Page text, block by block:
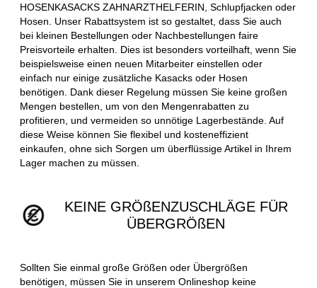
HOSENKASACKS ZAHNARZTHELFERIN, Schlupfjacken oder
Hosen. Unser Rabattsystem ist so gestaltet, dass Sie auch
bei kleinen Bestellungen oder Nachbestellungen faire
Preisvorteile erhalten. Dies ist besonders vorteilhaft, wenn Sie
beispielsweise einen neuen Mitarbeiter einstellen oder
einfach nur einige zusätzliche Kasacks oder Hosen
benötigen. Dank dieser Regelung müssen Sie keine großen
Mengen bestellen, um von den Mengenrabatten zu
profitieren, und vermeiden so unnötige Lagerbestände. Auf
diese Weise können Sie flexibel und kosteneffizient
einkaufen, ohne sich Sorgen um überflüssige Artikel in Ihrem
Lager machen zu müssen.
KEINE GRÖßENZUSCHLÄGE FÜR
ÜBERGRÖßEN
Sollten Sie einmal große Größen oder Übergrößen
benötigen, müssen Sie in unserem Onlineshop keine